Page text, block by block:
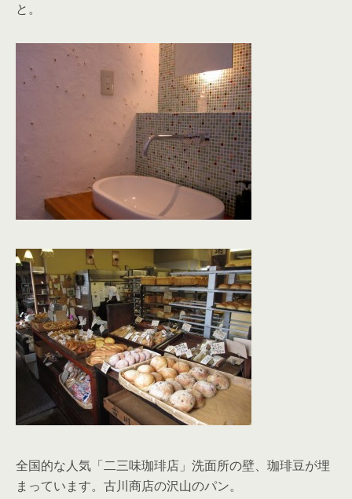
と。
全国的な人気「二三味珈琲店」洗面所の壁、珈琲豆が埋
まっています。古川商店の沢山のパン。